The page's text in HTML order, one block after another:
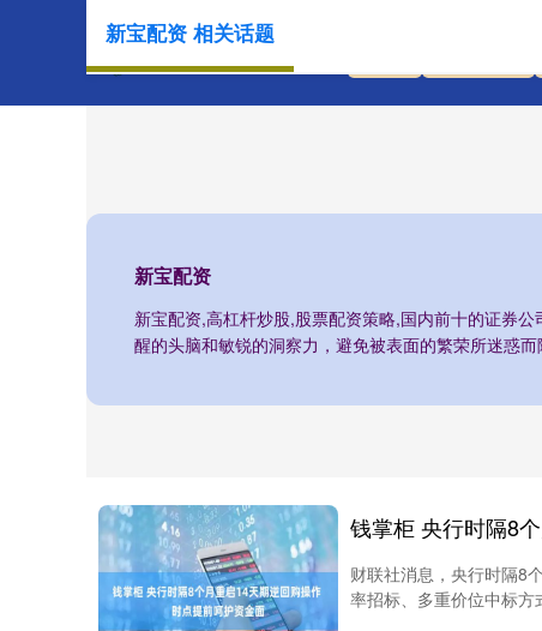
新宝配资
新宝配资,高杠杆炒股,股票配资策略,国内前十的证券
醒的头脑和敏锐的洞察力，避免被表面的繁荣所迷惑而
新宝配资 相关话题
财联社消息，央行时隔8
率招标、多重价位中标